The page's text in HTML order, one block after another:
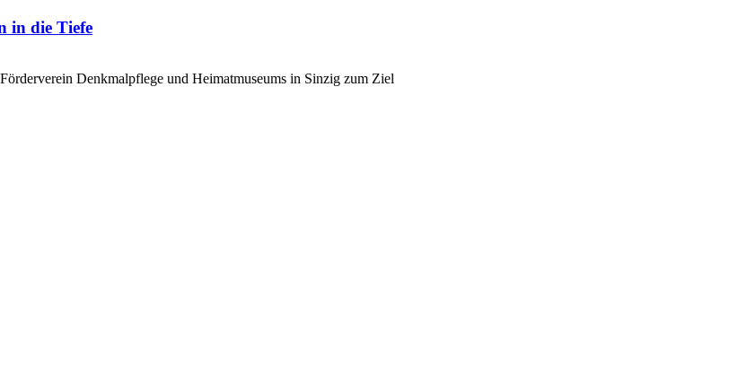
in die Tiefe
Denkmalpflege und Heimatmuseums in Sinzig zum Ziel